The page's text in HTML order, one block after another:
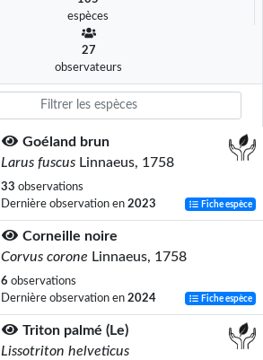
espèces
27
observateurs
Goéland brun
Larus fuscus Linnaeus, 1758
33 observations
Dernière observation en 2023 Fiche espèce
Corneille noire
Corvus corone Linnaeus, 1758
6 observations
Dernière observation en 2024 Fiche espèce
Triton palmé (Le)
Lissotriton helveticus